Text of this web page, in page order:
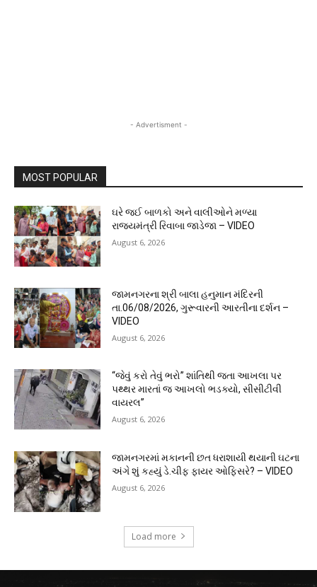
- Advertisment -
MOST POPULAR
ઘરે જઈ બાળકો અને વાલીઓને મળ્યા
રાજ્યમંત્રી રિવાબા જાડેજા – VIDEO
August 6, 2026
જામનગરના શ્રી બાલા હનુમાન મંદિરની
તા.06/08/2026, ગુરૂવારની આરતીના દર્શન –
VIDEO
August 6, 2026
“જેવું કરો તેવું ભરો” શાંતિથી જતા આખલા પર
પથ્થર મારતાં જ આખલો ભડક્યો, સીસીટીવી
વાયરલ”
August 6, 2026
જામનગરમાં મકાનની છત ધરાશાયી થયાની ઘટના
અંગે શું કહ્યું ડે.ચીફ ફાયર ઓફિસરે? – VIDEO
August 6, 2026
Load more